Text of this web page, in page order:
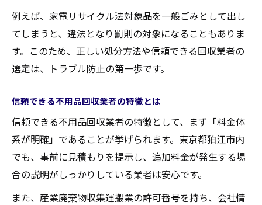
納得できる不用品回収費用の調べ方
トラブルを防ぐための不用品回収比較法
不用品回収でよくあるトラブル事例
悪質な不用品業者の見抜き方とは
不用品回収で安心できる比較ポイント
追加料金を避ける不用品回収のコツ
信頼できる業者選びで家の片付けが快適に
例えば、家電リサイクル法対象品を一般ごみとして出し
てしまうと、違法となり罰則の対象になることもありま
す。このため、正しい処分方法や信頼できる回収業者の
選定は、トラブル防止の第一歩です。
信頼できる不用品回収業者の特徴とは
信頼できる不用品回収業者の特徴として、まず「料金体
系が明確」であることが挙げられます。東京都狛江市内
でも、事前に見積もりを提示し、追加料金が発生する場
合の説明がしっかりしている業者は安心です。
また、産業廃棄物収集運搬業の許可番号を持ち、会社情